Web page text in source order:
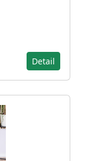
Detail